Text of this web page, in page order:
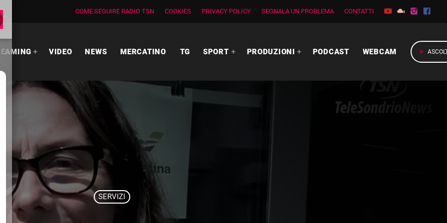
COME SEGUIRE RADIO TSN COOKIES PRIVACY POLICY SEGNALA UN PROBLEMA CONTATTI
VIDEO NEWS MERCATINO TG SPORT PRODUZIONI PODCAST WEBCAM play_arrow
SERVIZI